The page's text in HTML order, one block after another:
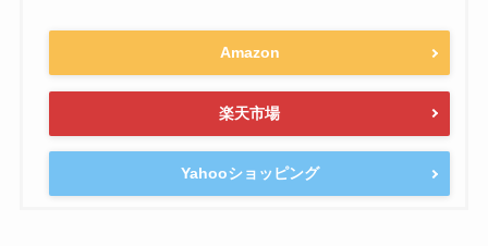
Amazon
楽天市場
Yahooショッピング